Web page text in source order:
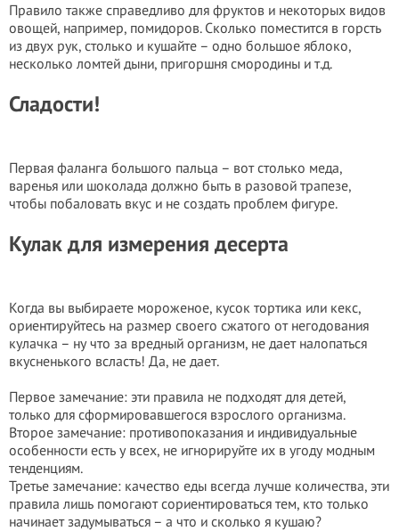
Правило также справедливо для фруктов и некоторых видов
овощей, например, помидоров. Сколько поместится в горсть
из двух рук, столько и кушайте – одно большое яблоко,
несколько ломтей дыни, пригоршня смородины и т.д.
Сладости!
Первая фаланга большого пальца – вот столько меда,
варенья или шоколада должно быть в разовой трапезе,
чтобы побаловать вкус и не создать проблем фигуре.
Кулак для измерения десерта
Когда вы выбираете мороженое, кусок тортика или кекс,
ориентируйтесь на размер своего сжатого от негодования
кулачка – ну что за вредный организм, не дает налопаться
вкусненького всласть! Да, не дает.
Первое замечание: эти правила не подходят для детей,
только для сформировавшегося взрослого организма.
Второе замечание: противопоказания и индивидуальные
особенности есть у всех, не игнорируйте их в угоду модным
тенденциям.
Третье замечание: качество еды всегда лучше количества, эти
правила лишь помогают сориентироваться тем, кто только
начинает задумываться – а что и сколько я кушаю?